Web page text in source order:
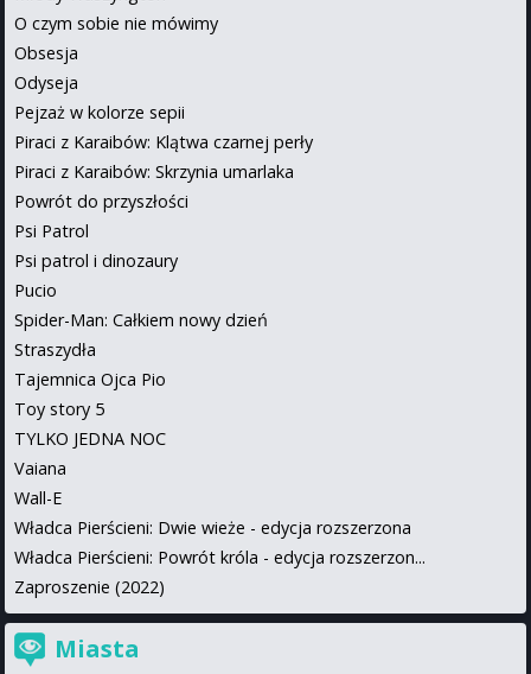
O czym sobie nie mówimy
Obsesja
Odyseja
Pejzaż w kolorze sepii
Piraci z Karaibów: Klątwa czarnej perły
Piraci z Karaibów: Skrzynia umarlaka
Powrót do przyszłości
Psi Patrol
Psi patrol i dinozaury
Pucio
Spider-Man: Całkiem nowy dzień
Straszydła
Tajemnica Ojca Pio
Toy story 5
TYLKO JEDNA NOC
Vaiana
Wall-E
Władca Pierścieni: Dwie wieże - edycja rozszerzona
Władca Pierścieni: Powrót króla - edycja rozszerzon...
Zaproszenie (2022)
Miasta